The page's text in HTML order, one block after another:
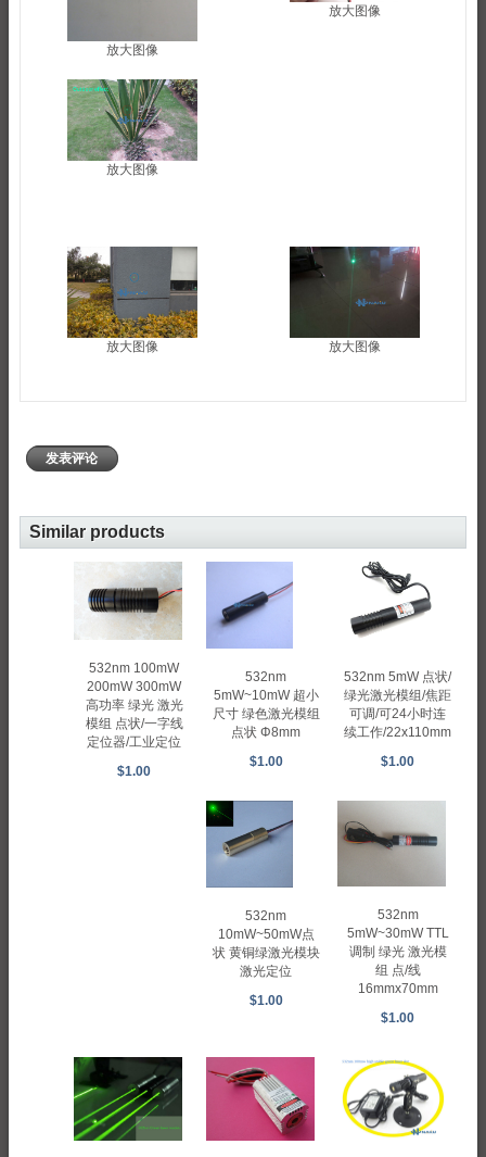
放大图像
放大图像
放大图像
放大图像 放大图像
发表评论
Similar products
532nm 100mW
200mW 300mW
高功率 绿光 激光
模组 点状/一字线
定位器/工业定位
$1.00
532nm
5mW~10mW 超小
尺寸 绿色激光模组
点状 Φ8mm
$1.00
532nm 5mW 点状/
绿光激光模组/焦距
可调/可24小时连
续工作/22x110mm
$1.00
532nm
10mW~50mW点
状 黄铜绿激光模块
激光定位
$1.00
532nm
5mW~30mW TTL
调制 绿光 激光模
组 点/线
16mmx70mm
$1.00